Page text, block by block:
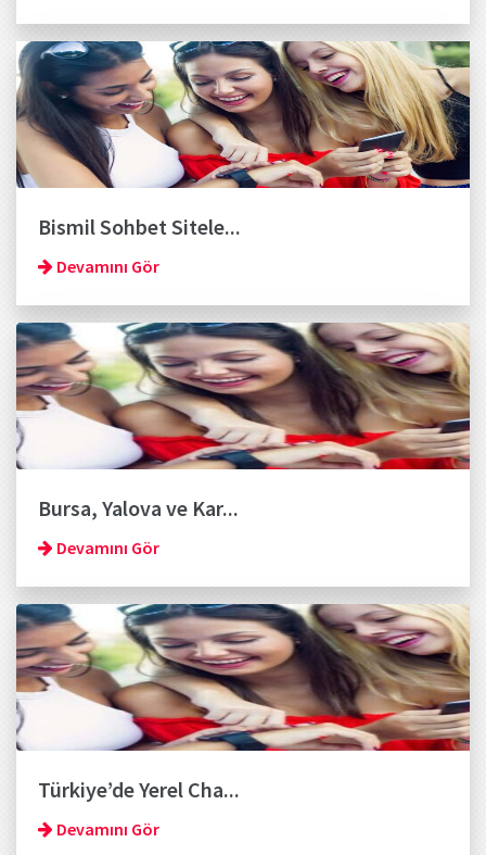
Bismil Sohbet Sitele...
Devamını Gör
Bursa, Yalova ve Kar...
Devamını Gör
Türkiye’de Yerel Cha...
Devamını Gör